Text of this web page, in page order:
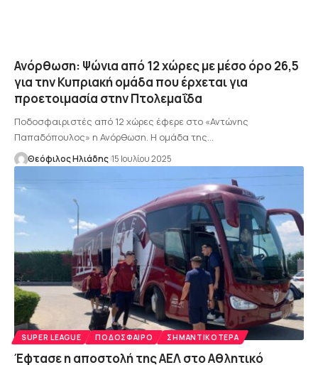
Ανόρθωση: Ψώνια από 12 χώρες με μέσο όρο 26,5
για την Κυπριακή ομάδα που έρχεται για
προετοιμασία στην Πτολεμαΐδα
Ποδοσφαιριστές από 12 χώρες έφερε στο «Αντώνης
Παπαδόπουλος» η Ανόρθωση. Η ομάδα της…
Θεόφιλος Ηλιάδης 15 Ιουλίου 2025
SUPER LEAGUE ΠΟΔΌΣΦΑΙΡΟ ΣΗΜΑΝΤΙΚΌΤΕΡΑ
Έφτασε η αποστολή της ΑΕΛ στο Αθλητικό